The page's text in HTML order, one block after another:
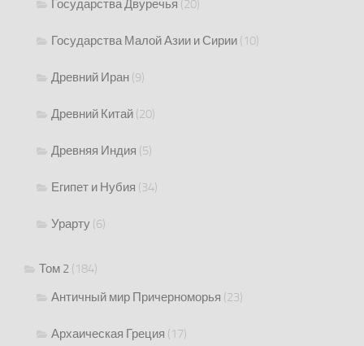
Государства Двуречья (20)
Государства Малой Азии и Сирии (10)
Древний Иран (9)
Древний Китай (20)
Древняя Индия (5)
Египет и Нубия (34)
Урарту (6)
Том 2 (184)
Античный мир Причерноморья (23)
Архаическая Греция (17)